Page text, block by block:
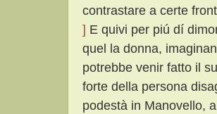
contrastare a certe
] E quivi per piú dí
quel la donna,
potrebbe venir fatto il
forte della persona
podestà in Manovello,